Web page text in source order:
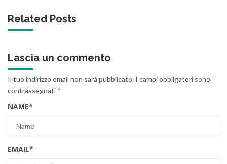
Related Posts
Lascia un commento
Il tuo indirizzo email non sarà pubblicato. I campi obbligatori sono
contrassegnati *
NAME*
EMAIL*